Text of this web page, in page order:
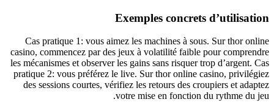
Exemples concrets d’utilisation
Cas pratique 1: vous aimez les machines à sous. Sur thor online
casino, commencez par des jeux à volatilité faible pour comprendre
les mécanismes et observer les gains sans risquer trop d’argent. Cas
pratique 2: vous préférez le live. Sur thor online casino, privilégiez
des sessions courtes, vérifiez les retours des croupiers et adaptez
votre mise en fonction du rythme du jeu.